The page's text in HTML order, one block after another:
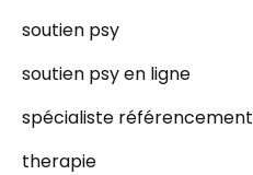
soutien psy
soutien psy en ligne
spécialiste référencement
therapie